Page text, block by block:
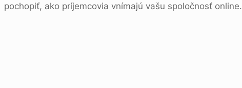
pochopiť, ako príjemcovia vnímajú vašu spoločnosť online.